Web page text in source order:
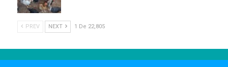
PREV NEXT 1 De 22,805